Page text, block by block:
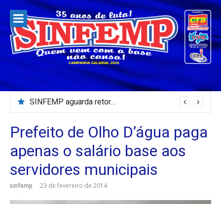
para
conteúdo
SINFEMP aguarda retorno as demandas dos servidores de Patos até dia 13 de agosto
Servidores da Câmara Municipal de Patos paralisam e fazem protesto
Prefeito de Olho D’água paga
apenas o salário base aos
servidores municipais
sinfemp 23 de fevereiro de 2014